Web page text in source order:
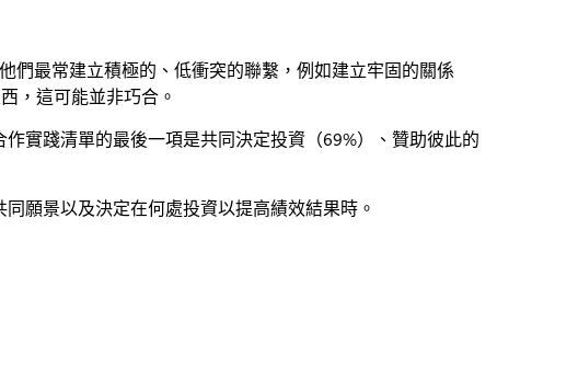
們最常建立積極的、低衝突的聯繫，例如建立牢固的關係
，這可能並非巧合。
實踐清單的最後一項是共同決定投資（69%）、贊助彼此的
願景以及決定在何處投資以提高績效結果時。